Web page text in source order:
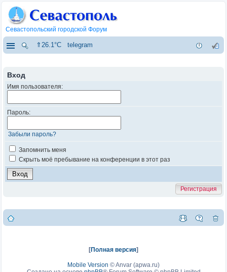
Севастопольский городской Форум
⇑26.1°C telegram
Вход
Имя пользователя:
Пароль:
Забыли пароль?
Запомнить меня
Скрыть моё пребывание на конференции в этот раз
Регистрация
[Полная версия]
Mobile Version ©Anvar (apwa.ru)